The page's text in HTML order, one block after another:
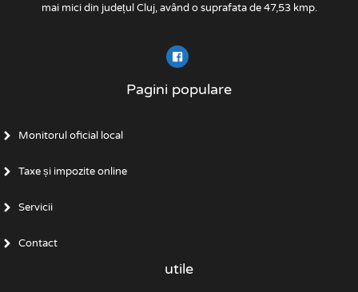
mai mici din județul Cluj, având o suprafata de 47,53 kmp.
Pagini populare
Monitorul oficial local
Taxe și impozite online
Servicii
Contact
utile